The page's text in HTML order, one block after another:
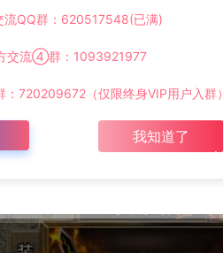
流QQ群：620517548(已满)
交流④群：1093921977
：720209672（仅限终身VIP用户入群）
我知道了